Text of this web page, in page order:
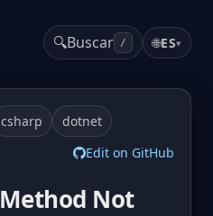
🔍Buscar / 🌐ES▾
csharp
dotnet
Edit on GitHub
Not